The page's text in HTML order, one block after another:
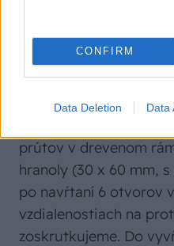
CONFIRM
Data Deletion Data
môžeme medzi stĺpiky
drevené rámy s
Najlacnejšia
prútov v drevenom
hranoly (30 x 60 mm, s
po navŕtaní 6 otvorov
vzdialenostiach na
zoskrutkujeme. Do